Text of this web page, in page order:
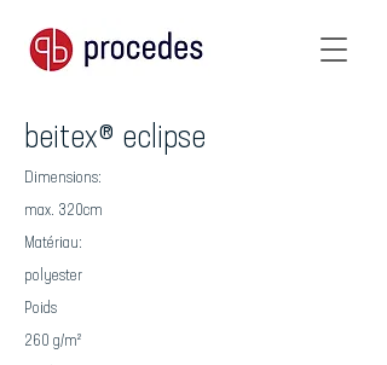
beitex® eclipse
Dimensions:
max. 320cm
Matériau:
polyester
Poids
260 g/m²